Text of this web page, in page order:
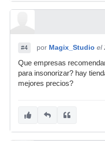
#4 por Magix_Studio el
Que empresas
para insonorizar? hay
mejores precios?